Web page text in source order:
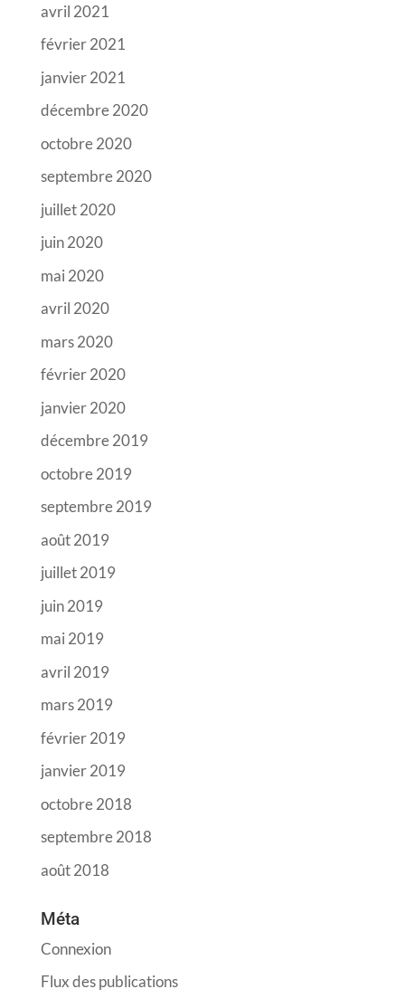
avril 2021
février 2021
janvier 2021
décembre 2020
octobre 2020
septembre 2020
juillet 2020
juin 2020
mai 2020
avril 2020
mars 2020
février 2020
janvier 2020
décembre 2019
octobre 2019
septembre 2019
août 2019
juillet 2019
juin 2019
mai 2019
avril 2019
mars 2019
février 2019
janvier 2019
octobre 2018
septembre 2018
août 2018
Méta
Connexion
Flux des publications